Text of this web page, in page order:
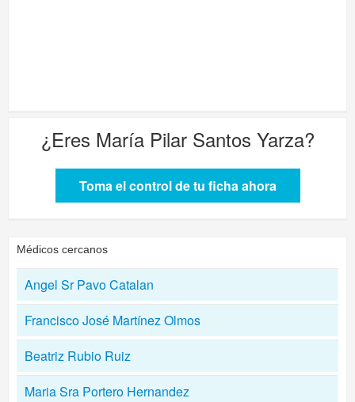
¿Eres María Pilar Santos Yarza?
Toma el control de tu ficha ahora
Médicos cercanos
Angel Sr Pavo Catalan
Francisco José Martínez Olmos
Beatriz Rubio Ruiz
Maria Sra Portero Hernandez